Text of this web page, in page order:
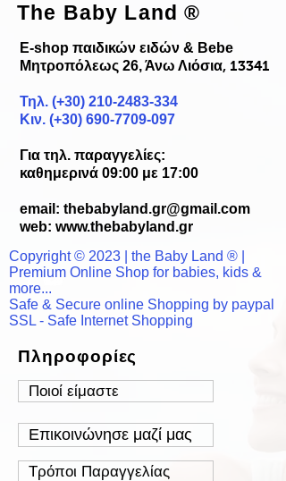
The Baby Land®
E-shop παιδικών ειδών & Bebe
Μητροπόλεως 26, Άνω Λιόσια, 13341
Τηλ. (+30) 210-2483-334
Κιν. (+30) 690-7709-097
Για τηλ. παραγγελίες:
καθημερινά 09:00 με 17:00
email: thebabyland.gr@gmail.com
web: www.thebabyland.gr
Copyright © 2023 | the Baby Land ® |
Premium Online Shop for babies, kids &
more...
Safe & Secure online Shopping by paypal
SSL - Safe Internet Shopping
Πληροφορίες
Ποιοί είμαστε
Επικοινώνησε μαζί μας
Τρόποι Παραγγελίας